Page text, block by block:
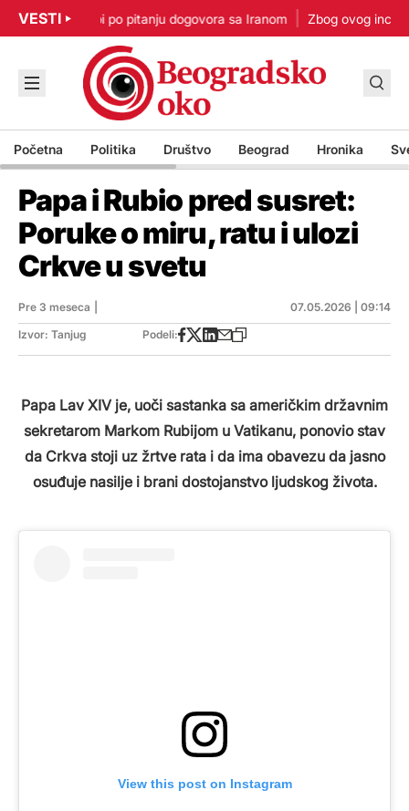
VESTI
Nisam u žurbi po pitanju dogovora sa Iranom Zbog ovog
Početna Politika Društvo Beograd Hronika
Papa i Rubio pred susret:
Poruke o miru, ratu i ulozi
Crkve u svetu
Pre 3 meseca
07.05.2026 | 09:14
Izvor: Tanjug
Podeli:
Papa Lav XIV je, uoči sastanka sa američkim državnim
sekretarom Markom Rubijom u Vatikanu, ponovio stav
da Crkva stoji uz žrtve rata i da ima obavezu da jasno
osuđuje nasilje i brani dostojanstvo ljudskog života.
View this post on Instagram